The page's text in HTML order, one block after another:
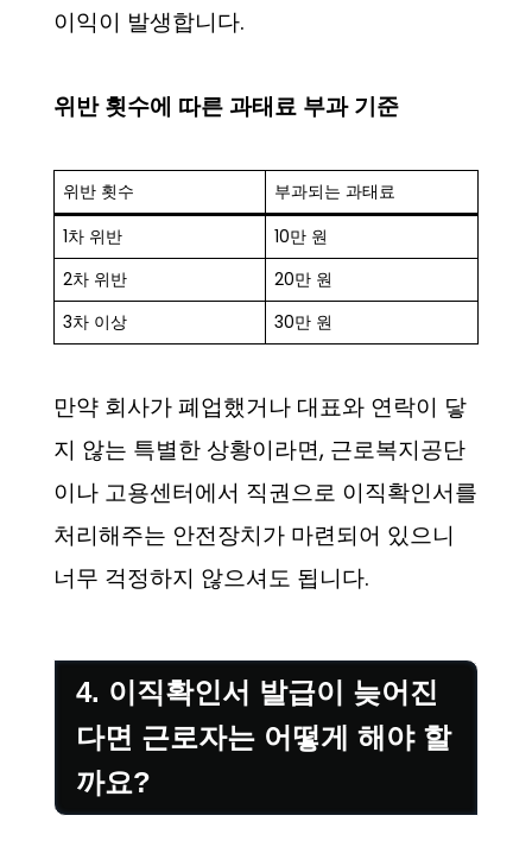
이익이 발생합니다.
위반 횟수에 따른 과태료 부과 기준
위반 횟수
부과되는 과태료
1차 위반
10만 원
2차 위반
20만 원
3차 이상
30만 원
만약 회사가 폐업했거나 대표와 연락이 닿
지 않는 특별한 상황이라면, 근로복지공단
이나 고용센터에서 직권으로 이직확인서를
처리해주는 안전장치가 마련되어 있으니
너무 걱정하지 않으셔도 됩니다.
4. 이직확인서 발급이 늦어진
다면 근로자는 어떻게 해야 할
까요?